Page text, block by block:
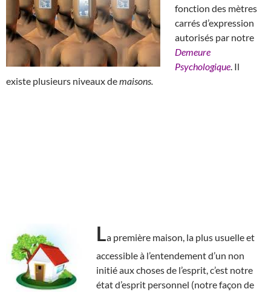
fonction des mètres
carrés d’expression
autorisés par notre
Demeure
Psychologique . Il
existe plusieurs niveaux demaisons.
La première maison, la plus usuelle et
accessible à l’entendement d’un non
initié aux choses de l’esprit, c’est notre
état d’esprit personnel (notre façon de